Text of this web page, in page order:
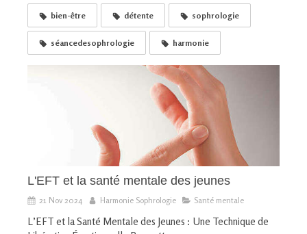
bien-être détente sophrologie
séancedesophrologie harmonie
L'EFT et la santé mentale des jeunes
21 Nov 2024 Harmonie Sophrologie Santé mentale
L’EFT et la Santé Mentale des Jeunes : Une Technique de